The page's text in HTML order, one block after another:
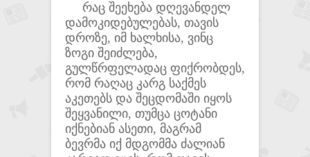
რაც შეეხება დღევანდელ
დამოკიდებულებას, თავის
დროზე, იმ ხალხისა, ვინც
ზოგი შეიძლება,
გულწრფელადაც ფიქრობდეს,
რომ რაღაც კარგ საქმეს
აკეთებს და შეცდომაში იყოს
შეყვანილი, თუმცა ცოტანი
იქნებიან ასეთი, მაგრამ
ბევრმა იქ მდგომმა ძალიან